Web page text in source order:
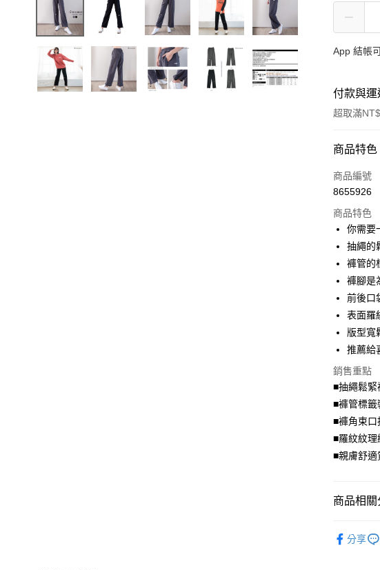
App 結帳
付款與運
超取滿
付款方式
信用卡一次
LINE Pay
Apple Pay
街口支付
悠遊付
Google
全盈+PAY
大哥付你分
相關說明
【大哥付
1.本服務
2.付款方
流程，驗
完成交易。
消。如遇
無法說明
1.分期款
醒簡訊。
AFTEE先
相關說明
AFTEE先
２．便利
３．安心
【「
１．於結
ATM付款
運送方式
每筆
商品特色
商品編號
8655926
商品特色
你需要
抽繩的
褲管的
褲腳是
前後口
表面羅
版型寬
推薦給
銷售重點
■抽繩鬆緊
■褲管標籤
■褲角束口
■羅紋紋理
■親膚舒適
商品相關
分享